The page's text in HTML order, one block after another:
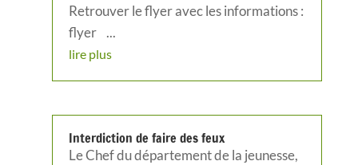
Retrouver le flyer avec les informations :
flyer ...
lire plus
Interdiction de faire des feux
Le Chef du département de la jeunesse,